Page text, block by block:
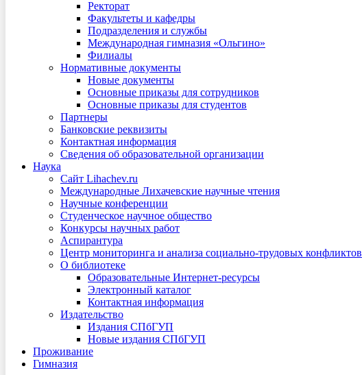
Ректорат
Факультеты и кафедры
Подразделения и службы
Международная гимназия «Ольгино»
Филиалы
Нормативные документы
Новые документы
Основные приказы для сотрудников
Основные приказы для студентов
Партнеры
Банковские реквизиты
Контактная информация
Сведения об образовательной организации
Наука
Сайт Lihachev.ru
Международные Лихачевские научные чтения
Научные конференции
Студенческое научное общество
Конкурсы научных работ
Аспирантура
Центр мониторинга и анализа социально-трудовых конфликтов
О библиотеке
Образовательные Интернет-ресурсы
Электронный каталог
Контактная информация
Издательство
Издания СПбГУП
Новые издания СПбГУП
Проживание
Гимназия